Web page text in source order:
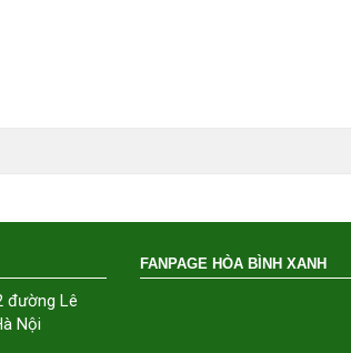
đường Lê
Nội
FANPAGE HÒA BÌNH XANH